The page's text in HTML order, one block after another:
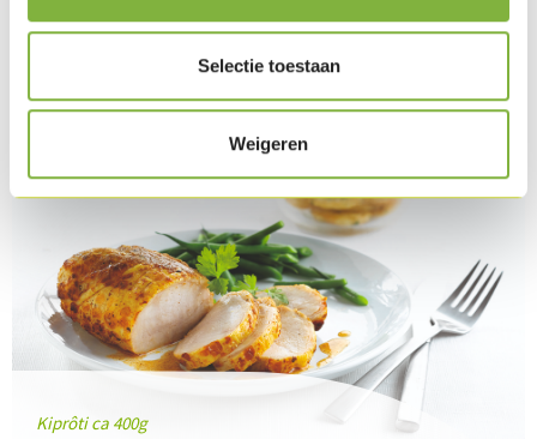
Selectie toestaan
Weigeren
Product in dit recept
Kiprôti ca 400g